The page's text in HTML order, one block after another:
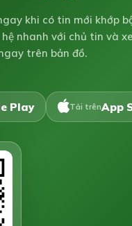
khi có tin mới khớp
nhanh với chủ tin và
trên bản đồ.
Play Tải trênApp